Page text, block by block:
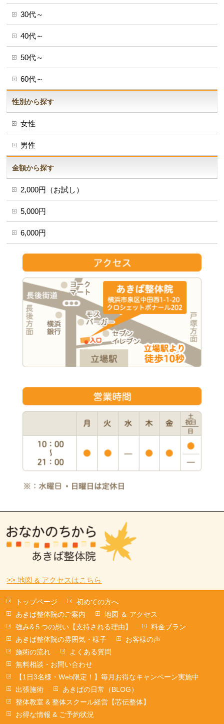
30代～
40代～
50代～
60代～
性別から探す
女性
男性
金額から探す
2,000円（お試し）
5,000円
6,000円
>> 地図 & アクセスはこちら
トップページ
初めての方へ
あきば整体院のご案内
地図 ＆ アクセス
強み&５つの想い【支持される理由】
料金プラン
あきば整体院の雰囲気・様子
お客様の声
施術の流れ
よくある質問
無料相談・お問い合わせ
【1日3名様・Web限定！】毎月お得なキャンペーン実施中
出張施術
あきばの日常（BLOG）
整体教室 & 整体スクール経営【芯伝整体】
お得な情報 & ご予約状況